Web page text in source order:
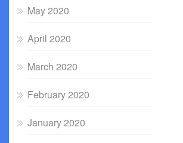
May 2020
April 2020
March 2020
February 2020
January 2020